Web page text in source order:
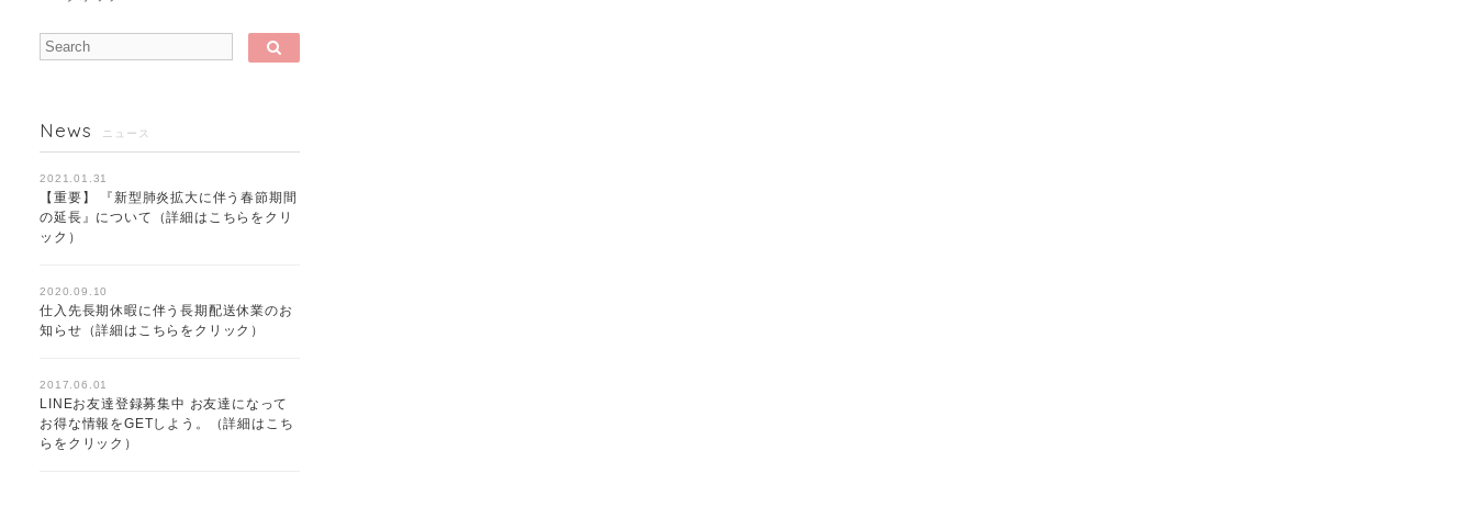
News ニュース
2021.01.31
【重要】 『新型肺炎拡大に伴う春節期間
の延長』について（詳細はこちらをクリ
ック）
2020.09.10
仕入先長期休暇に伴う長期配送休業のお
知らせ（詳細はこちらをクリック）
2017.06.01
LINEお友達登録募集中 お友達になって
お得な情報をGETしよう。（詳細はこち
らをクリック）